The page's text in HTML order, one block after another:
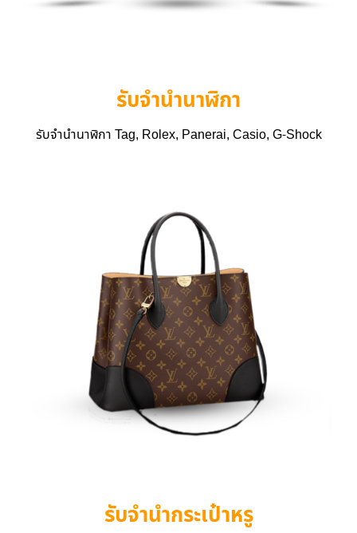
รับจำนำนาฬิกา
รับจำนำนาฬิกา Tag, Rolex, Panerai, Casio, G-Shock
รับจำนำกระเป๋าหรู